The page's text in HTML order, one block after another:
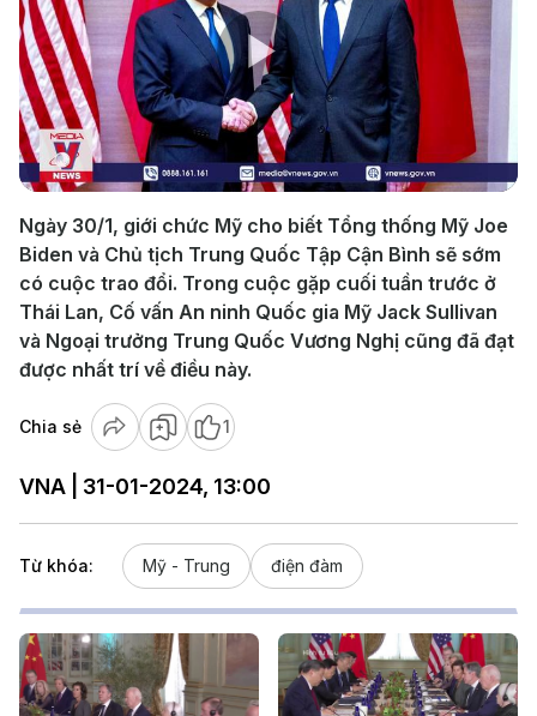
Play
Video
Ngày 30/1, giới chức Mỹ cho biết Tổng thống Mỹ Joe
Biden và Chủ tịch Trung Quốc Tập Cận Bình sẽ sớm
có cuộc trao đổi. Trong cuộc gặp cuối tuần trước ở
Thái Lan, Cố vấn An ninh Quốc gia Mỹ Jack Sullivan
và Ngoại trưởng Trung Quốc Vương Nghị cũng đã đạt
được nhất trí về điều này.
Chia sẻ 1
VNA | 31-01-2024, 13:00
Từ khóa: Mỹ - Trung điện đàm